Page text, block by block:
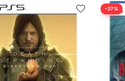
−37%